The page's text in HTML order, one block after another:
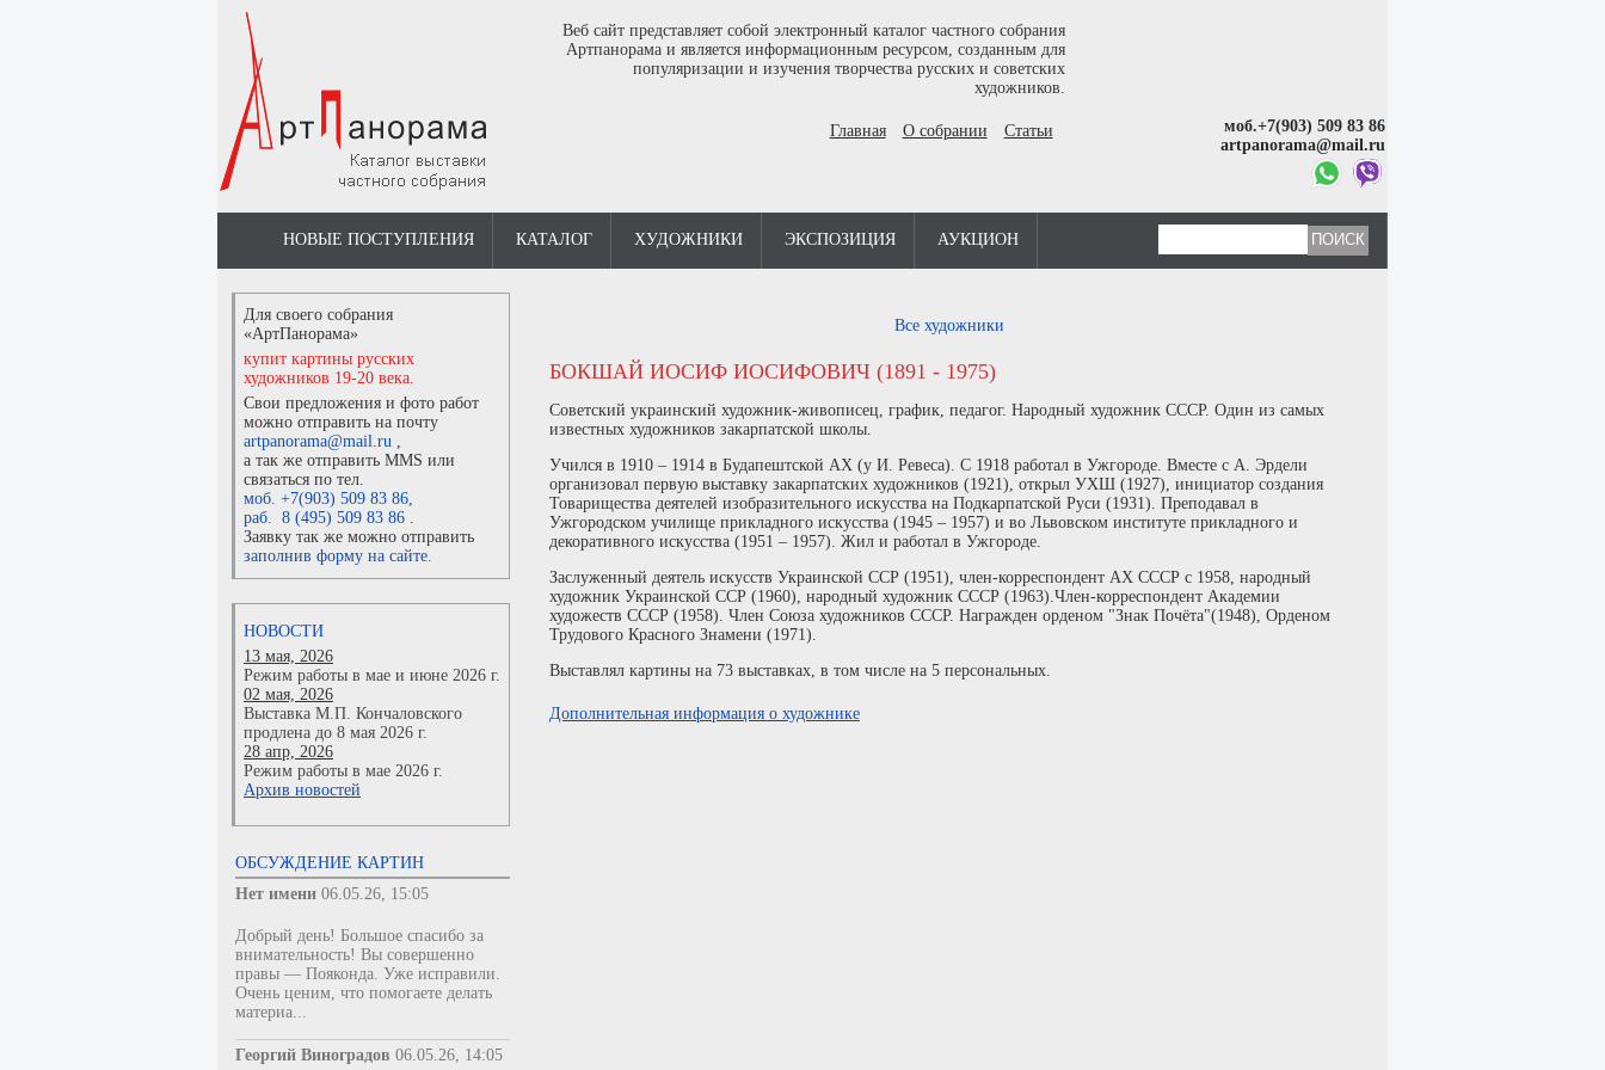
Веб сайт представляет собой электронный каталог частного собрания
Артпанорама и является информационным ресурсом, созданным для
популяризации и изучения творчества русских и советских
художников.
Главная О собрании Статьи
моб.+7(903) 509 83 86
artpanorama@mail.ru
НОВЫЕ ПОСТУПЛЕНИЯ КАТАЛОГ ХУДОЖНИКИ ЭКСПОЗИЦИЯ АУКЦИОН
Для своего собрания
«АртПанорама»
купит картины русских
художников 19-20 века.
Свои предложения и фото работ
можно отправить на почту
artpanorama@mail.ru ,
а так же отправить MMS или
связаться по тел.
моб. +7(903) 509 83 86,
раб. 8 (495) 509 83 86 .
Заявку так же можно отправить
заполнив форму на сайте.
НОВОСТИ
13 мая, 2026
Режим работы в мае и июне 2026 г.
02 мая, 2026
Выставка М.П. Кончаловского
продлена до 8 мая 2026 г.
28 апр, 2026
Режим работы в мае 2026 г.
Архив новостей
ОБСУЖДЕНИЕ КАРТИН
Нет имени 06.05.26, 15:05
Добрый день! Большое спасибо за
внимательность! Вы совершенно
правы — Пояконда. Уже исправили.
Очень ценим, что помогаете делать
материа...
Георгий Виноградов 06.05.26, 14:05
Все художники
БОКШАЙ ИОСИФ ИОСИФОВИЧ (1891 - 1975)
Советский украинский художник-живописец, график, педагог. Народный художник СССР. Один из самых
известных художников закарпатской школы.
Учился в 1910 – 1914 в Будапештской АХ (у И. Ревеса). С 1918 работал в Ужгороде. Вместе с А. Эрдели
организовал первую выставку закарпатских художников (1921), открыл УХШ (1927), инициатор создания
Товарищества деятелей изобразительного искусства на Подкарпатской Руси (1931). Преподавал в
Ужгородском училище прикладного искусства (1945 – 1957) и во Львовском институте прикладного и
декоративного искусства (1951 – 1957). Жил и работал в Ужгороде.
Заслуженный деятель искусств Украинской ССР (1951), член-корреспондент АХ СССР с 1958, народный
художник Украинской ССР (1960), народный художник СССР (1963).Член-корреспондент Академии
художеств СССР (1958). Член Союза художников СССР. Награжден орденом "Знак Почёта"(1948), Орденом
Трудового Красного Знамени (1971).
Выставлял картины на 73 выставках, в том числе на 5 персональных.
Дополнительная информация о художнике